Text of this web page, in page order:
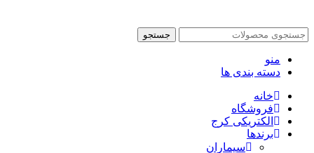
جستجو
منو
دسته بندی ها
خانه
فروشگاه
الکتریکی کرج
برندها
سیماران